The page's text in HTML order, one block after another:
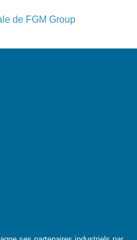
de FGM Group